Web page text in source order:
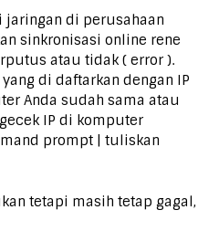
jaringan di perusahaan
sinkronisasi online rene
atau tidak ( error ).
di daftarkan dengan IP
Anda sudah sama atau
IP di komputer
prompt | tuliskan
tetapi masih tetap gagal,